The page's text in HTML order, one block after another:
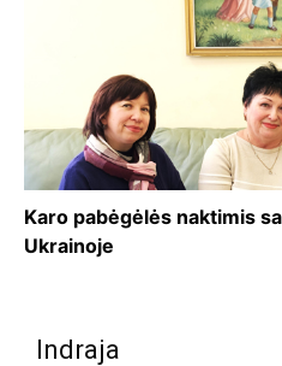
Karo pabėgėlės naktimis
Ukrainoje
Indraja